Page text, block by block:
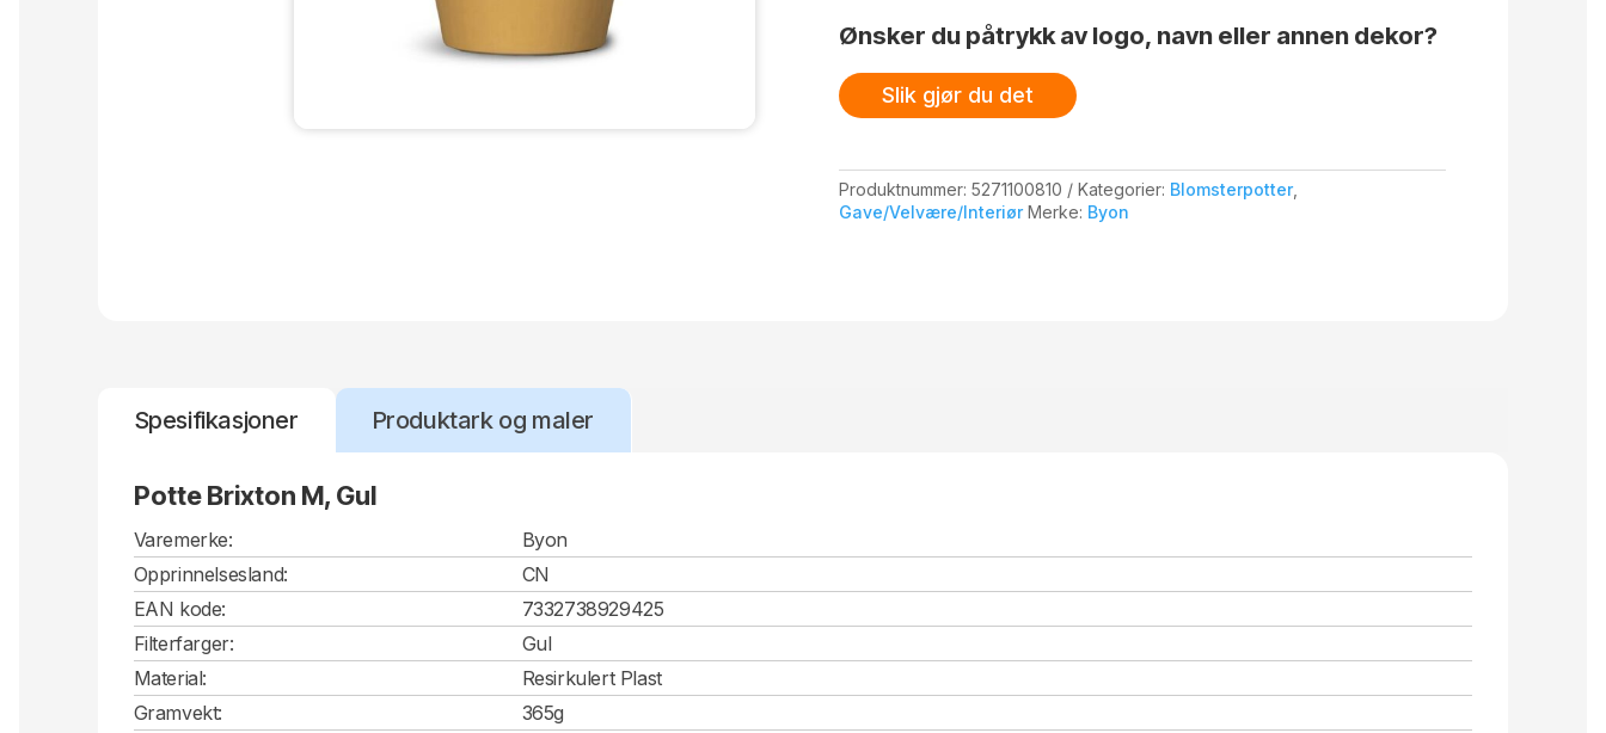
Ønsker du påtrykk av logo, navn eller annen dekor?
Slik gjør du det
Produktnummer: 5271100810 Kategorier: Blomsterpotter,
Gave/Velvære/Interiør Merke: Byon
Spesifikasjoner Produktark og maler
Potte Brixton M, Gul
Varemerke:
Byon
Opprinnelsesland:
CN
EAN kode:
7332738929425
Filterfarger:
Gul
Material:
Resirkulert Plast
Gramvekt:
365g